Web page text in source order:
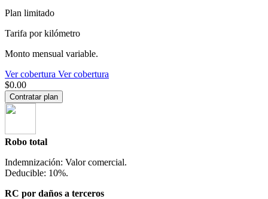
Plan limitado
Tarifa por kilómetro
Monto mensual variable.
Ver cobertura Ver cobertura
$0.00
Contratar plan
Robo total
Indemnización: Valor comercial.
Deducible: 10%.
RC por daños a terceros